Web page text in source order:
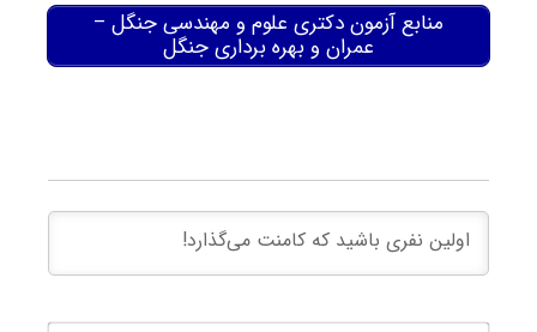
منابع آزمون دکتری علوم و مهندسی ﺟﻨﮕﻞ –
ﻋﻤﺮان و ﺑﻬﺮه ﺑﺮداری ﺟﻨﮕﻞ